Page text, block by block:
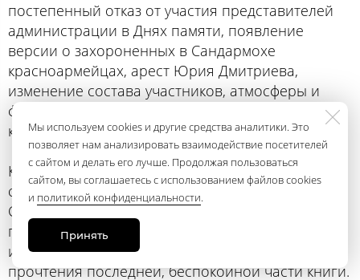
постепенный отказ от участия представителей
администрации в Днях памяти, появление
версии о захороненных в Сандармохе
красноармейцах, арест Юрия Дмитриева,
изменение состава участников, атмосферы и
формата Дня памяти 5 августа — вот основная
канва этой части.
Книгу завершает фотоальбом, последняя
страница которого — укрытый снегом
Сандармох, над которым возвышаются
поминальные столбики-голбцы. Фотография
излучает покой, столь необходимый после
прочтения последней, беспокойной части книги.
Мы используем cookies и другие средства аналитики. Это
позволяет нам анализировать взаимодействие посетителей
с сайтом и делать его лучше. Продолжая пользоваться
сайтом, вы соглашаетесь с использованием файлов cookies
и политикой конфиденциальности.
Принять